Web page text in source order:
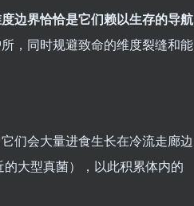
边界恰恰是它们赖以生存的导航
，同时规避致命的维度裂缝和能
们会大量进食生长在冷流走廊边
的大型真菌），以此积累体内的